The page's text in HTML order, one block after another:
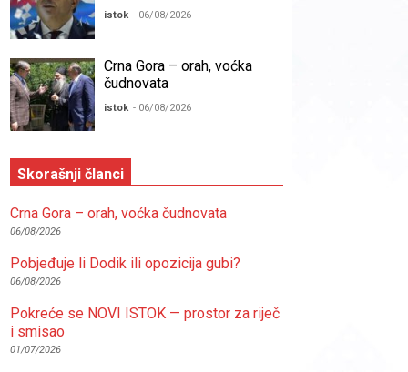
istok - 06/08/2026
Crna Gora – orah, voćka
čudnovata
istok - 06/08/2026
Skorašnji članci
Crna Gora – orah, voćka čudnovata
06/08/2026
Pobjeđuje li Dodik ili opozicija gubi?
06/08/2026
Pokreće se NOVI ISTOK — prostor za riječ
i smisao
01/07/2026